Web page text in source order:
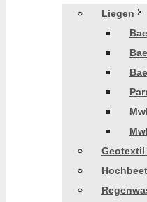
Liegen
Geotextil